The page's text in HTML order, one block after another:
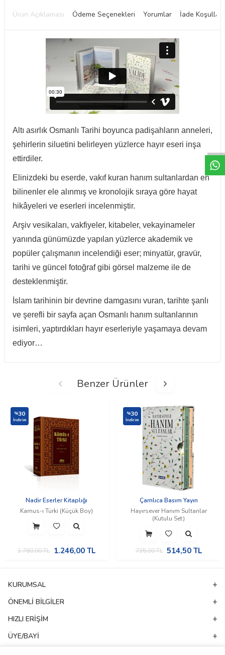
WhtappDeseHatt
Ürün Açıklaması Ödeme Seçenekleri Yorumlar İade Koşulları
Altı asırlık Osmanlı Tarihi boyunca padişahların anneleri,
şehirlerin siluetini belirleyen yüzlerce hayır eseri inşa
ettirdiler.
Elinizdeki bu eserde, vakıf kuran hanım sultanlardan en
bilinenler ele alınmış ve kronolojik sıraya göre hayat
hikâyeleri ve eserleri incelenmiştir.
Arşiv vesikaları, vakfiyeler, kitabeler, vekayinameler
yanında günümüzde yapılan yüzlerce akademik ve
popüler çalışmanın incelendiği eser; minyatür, gravür,
tarihi ve güncel fotoğraf gibi görsel malzeme ile de
desteklenmiştir.
İslam tarihinin bir devrine damgasını vuran, tarihte şanlı
ve şerefli bir sayfa açan Osmanlı hanım sultanlarının
isimleri, yaptırdıkları hayır eserleriyle yaşamaya devam
ediyor…
Benzer Ürünler
%30
İndirim
Nadir Eserler Kitaplığı
Kamus-ı Türki (Küçük Boy)
1.780,00TL 1.246,00TL
%30
İndirim
Çamlıca Basım Yayın
Hayırsever Hanım Sultanlar
(Kutulu Set)
735,00TL 514,50TL
KURUMSAL
ÖNEMLI BILGILER
HIZLI ERIŞIM
ÜYE/BAYI